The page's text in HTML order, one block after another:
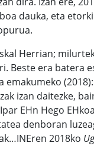
dauka, eta
Herrian;
Beste era batera
izan daitezke,
EHn Hego
denboran
2018ko